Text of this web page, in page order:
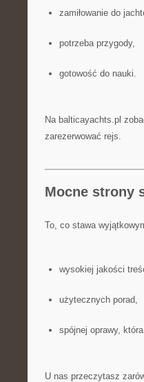
zamiłowanie do
potrzeba przygody,
gotowość do nauki.
Na balticayachts.pl
zarezerwować rejs.
Mocne strony
To, co stawa
wysokiej jakości
użytecznych porad,
spójnej oprawy,
U nas przeczytasz